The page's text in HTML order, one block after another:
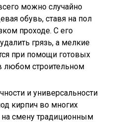
можно случайно
обувь, ставя на пол
проходе. С его
грязь, а мелкие
при помощи готовых
любом строительном
и универсальности
кирпич во многих
смену традиционным